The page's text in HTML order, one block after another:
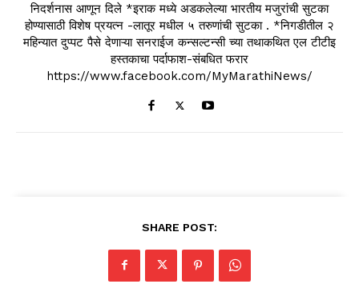
निदर्शनास आणून दिले *इराक मध्ये अडकलेल्या भारतीय मजुरांची सुटका
होण्यासाठी विशेष प्रयत्न -लातूर मधील ५ तरुणांची सुटका . *निगडीतील २
महिन्यात दुप्पट पैसे देणाऱ्या सनराईज कन्सल्टन्सी च्या तथाकथित एल टीटीइ
हस्तकाचा पर्दाफाश-संबधित फरार
https://www.facebook.com/MyMarathiNews/
SHARE POST: